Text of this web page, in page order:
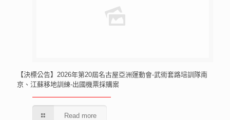
【決標公告】2026年第20屆名古屋亞洲運動會-武術套路培訓隊南
京、江蘇移地訓練-出國機票採購案
Read more